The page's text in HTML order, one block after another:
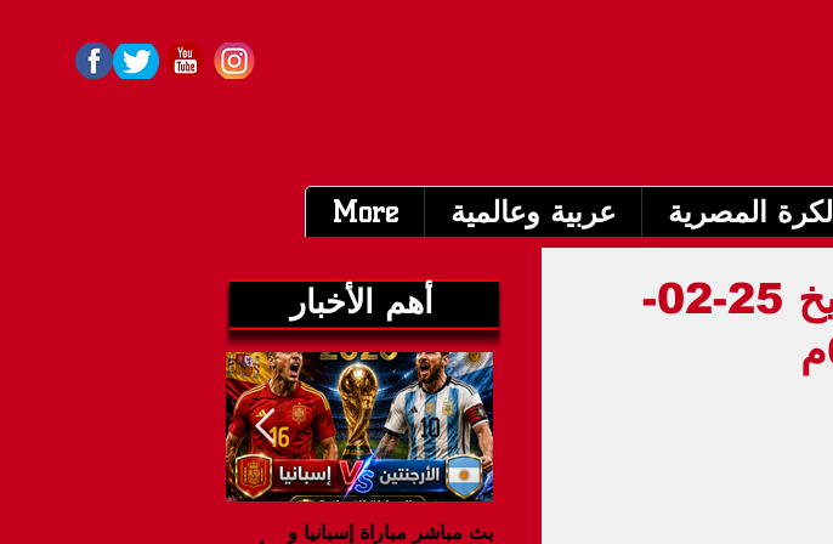
الكرة المصرية عربية وعالمية More
أهم الأخبار
بث مباشر مباراة إسبانيا و
بث مباشر مباراة الهلال ضد المريخ 25-02-